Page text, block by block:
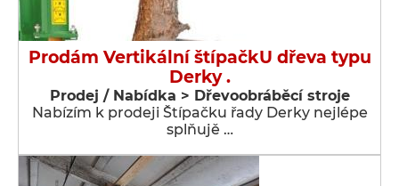
Prodám Vertikální štípačkU dřeva typu
Derky .
Prodej / Nabídka > Dřevoobráběcí stroje
Nabízím k prodeji Štípačku řady Derky nejlépe
splňujě …